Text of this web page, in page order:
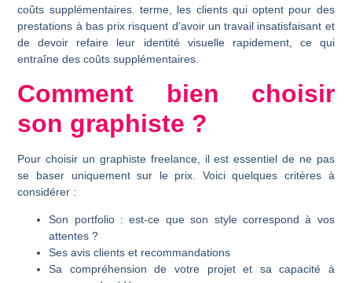
coûts supplémentaires. terme, les clients qui optent pour des
prestations à bas prix risquent d’avoir un travail insatisfaisant et
de devoir refaire leur identité visuelle rapidement, ce qui
entraîne des coûts supplémentaires.
Comment bien choisir
son graphiste ?
Pour choisir un graphiste freelance, il est essentiel de ne pas
se baser uniquement sur le prix. Voici quelques critères à
considérer :
Son portfolio : est-ce que son style correspond à vos
attentes ?
Ses avis clients et recommandations
Sa compréhension de votre projet et sa capacité à